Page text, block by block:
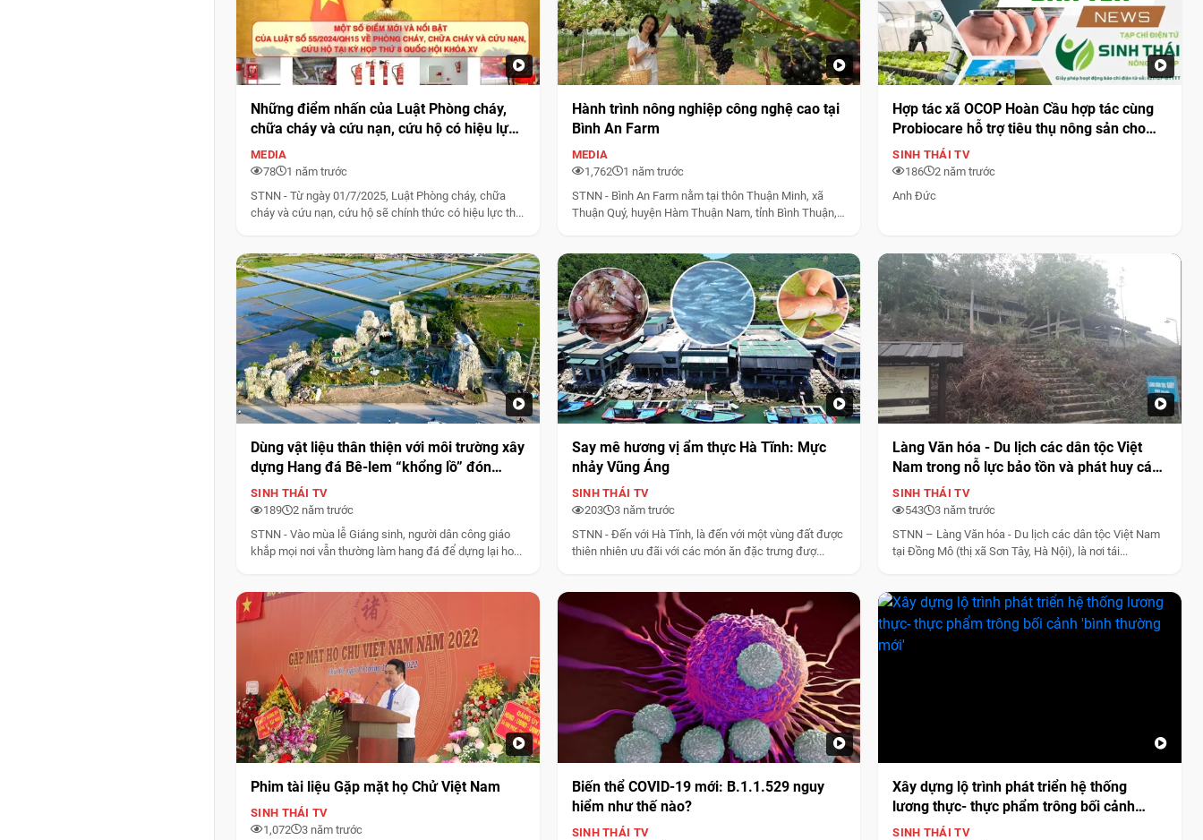
Những điểm nhấn của Luật Phòng cháy,
chữa cháy và cứu nạn, cứu hộ có hiệu lực
thi hành từ 01/7/2025 những người đang
kinh doanh, sản xuất trong lĩnh vực nông
nghiệp cần lưu ý
MEDIA
78
1 năm trước
STNN - Từ ngày 01/7/2025, Luật Phòng cháy, chữa
cháy và cứu nạn, cứu hộ sẽ chính thức có hiệu lực th...
Hành trình nông nghiệp công nghệ cao tại
Bình An Farm
MEDIA
1,762
1 năm trước
STNN - Bình An Farm nằm tại thôn Thuận Minh, xã
Thuận Quý, huyện Hàm Thuận Nam, tỉnh Bình Thuận,
Hợp tác xã OCOP Hoàn Cầu hợp tác cùng
Probiocare hỗ trợ tiêu thụ nông sản cho
người dân
SINH THÁI TV
186
2 năm trước
Anh Đức
Dùng vật liệu thân thiện với môi trường xây
dựng Hang đá Bê-lem “khổng lồ” đón
Giáng sinh ở Hà Tĩnh
SINH THÁI TV
189
2 năm trước
STNN - Vào mùa lễ Giáng sinh, người dân công giáo
khắp mọi nơi vẫn thường làm hang đá để dựng lại ho...
Say mê hương vị ẩm thực Hà Tĩnh: Mực
nhảy Vũng Áng
SINH THÁI TV
203
3 năm trước
STNN - Đến với Hà Tĩnh, là đến với một vùng đất được
thiên nhiên ưu đãi với các món ăn đặc trưng đượ...
Làng Văn hóa - Du lịch các dân tộc Việt
Nam trong nỗ lực bảo tồn và phát huy các
di sản văn hóa dân tộc
SINH THÁI TV
543
3 năm trước
STNN – Làng Văn hóa - Du lịch các dân tộc Việt Nam
tại Đồng Mô (thị xã Sơn Tây, Hà Nội), là nơi tái...
Phim tài liệu Gặp mặt họ Chử Việt Nam
SINH THÁI TV
1,072
3 năm trước
Biến thể COVID-19 mới: B.1.1.529 nguy
hiểm như thế nào?
SINH THÁI TV
Xây dựng lộ trình phát triển hệ thống
lương thực- thực phẩm trông bối cảnh
'bình thường mới'
SINH THÁI TV